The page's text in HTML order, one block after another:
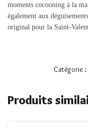
moments cocooning à la
également aux
original pour la Saint-
Catégorie :
Produits